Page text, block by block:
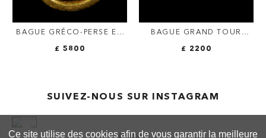
Ce site utilise des cookies afin de vous garantir la meilleure
BAGUE GRÉCO-PERSE EN
£ 5800
BAGUE GRAND TOUR
£ 2200
SUIVEZ-NOUS SUR INSTAGRAM